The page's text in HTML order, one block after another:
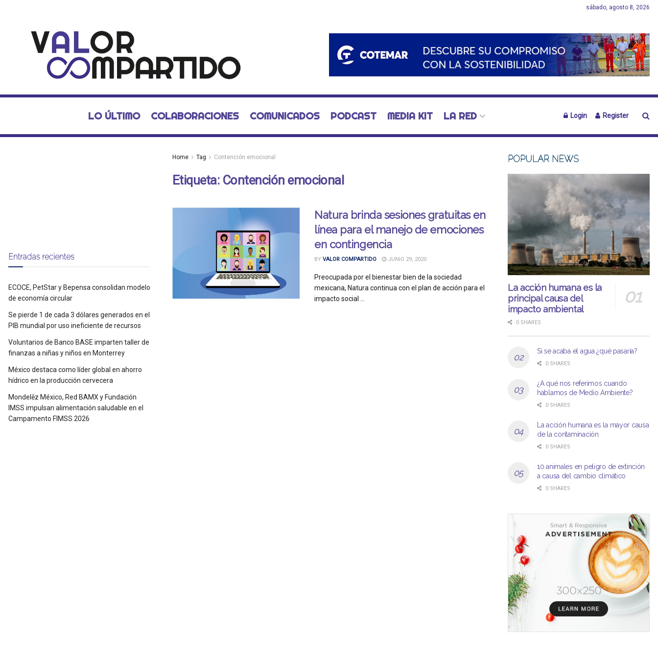
sábado, agosto 8, 2026
LO ÚLTIMO COLABORACIONES COMUNICADOS PODCAST MEDIA KIT LA RED Login Register
Home Tag Contención emocional
Etiqueta: Contención emocional
Natura brinda sesiones gratuitas en
línea para el manejo de emociones
en contingencia
BY VALOR COMPARTIDO JUNIO 29, 2020
Preocupada por el bienestar bien de la sociedad
mexicana, Natura continua con el plan de acción para el
impacto social ...
Entradas recientes
ECOCE, PetStar y Bepensa consolidan modelo
de economía circular
Se pierde 1 de cada 3 dólares generados en el
PIB mundial por uso ineficiente de recursos
Voluntarios de Banco BASE imparten taller de
finanzas a niñas y niños en Monterrey
México destaca como líder global en ahorro
hídrico en la producción cervecera
Mondelēz México, Red BAMX y Fundación
IMSS impulsan alimentación saludable en el
Campamento FIMSS 2026
POPULAR NEWS
La acción humana es la
principal causa del
impacto ambiental
0 SHARES
Si se acaba el agua ¿qué pasaría?
0 SHARES
¿A qué nos referimos cuando
hablamos de Medio Ambiente?
0 SHARES
La acción humana es la mayor causa
de la contaminación
0 SHARES
10 animales en peligro de extinción
a causa del cambio climático
0 SHARES